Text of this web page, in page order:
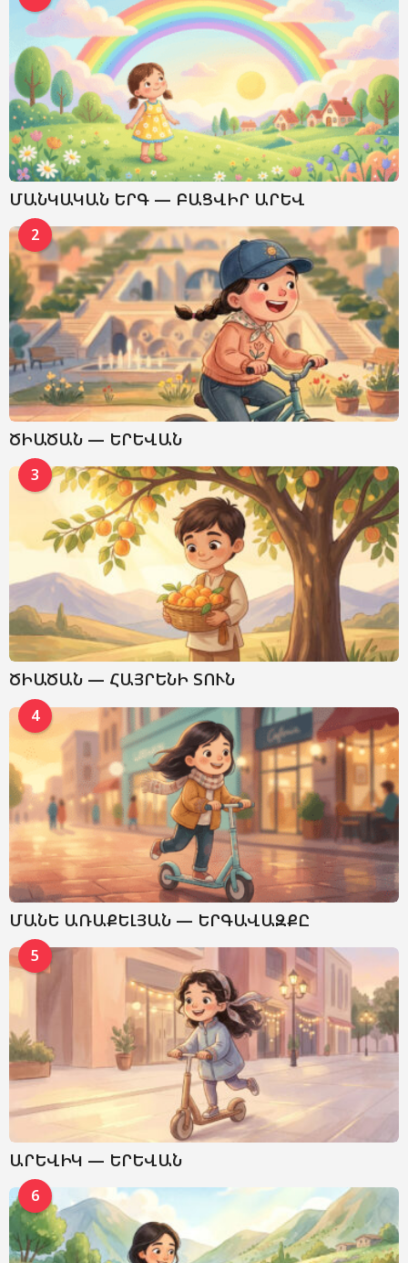
ՄԱՆԿԱԿԱՆ ԵՐԳ — ԲԱՑՎԻՐ ԱՐԵՎ
2
ԾԻԱԾԱՆ — ԵՐԵՎԱՆ
3
ԾԻԱԾԱՆ — ՀԱՅՐԵՆԻ ՏՈՒՆ
4
ՄԱՆԵ ԱՌԱՔԵԼՅԱՆ — ԵՐԳԱՎԱԶՔԸ
5
ԱՐԵՎԻԿ — ԵՐԵՎԱՆ
6